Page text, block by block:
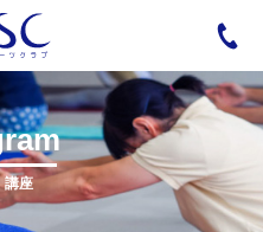
講座